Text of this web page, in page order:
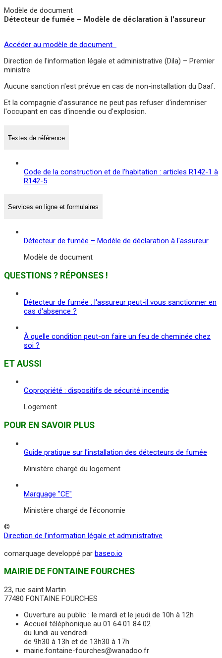
Modèle de document
Détecteur de fumée – Modèle de déclaration à l'assureur
Accéder au modèle de document
Direction de l'information légale et administrative (Dila) – Premier
ministre
Aucune sanction n'est prévue en cas de non-installation du Daaf.
Et la compagnie d'assurance ne peut pas refuser d'indemniser
l'occupant en cas d'incendie ou d'explosion.
Textes de référence
Code de la construction et de l'habitation : articles R142-1 à
R142-5
Services en ligne et formulaires
Détecteur de fumée – Modèle de déclaration à l'assureur
Modèle de document
QUESTIONS ? RÉPONSES !
Détecteur de fumée : l'assureur peut-il vous sanctionner en
cas d'absence ?
À quelle condition peut-on faire un feu de cheminée chez
soi ?
ET AUSSI
Copropriété : dispositifs de sécurité incendie
Logement
POUR EN SAVOIR PLUS
Guide pratique sur l'installation des détecteurs de fumée
Ministère chargé du logement
Marquage "CE"
Ministère chargé de l'économie
©
Direction de l’information légale et administrative
comarquage developpé par baseo.io
MAIRIE DE FONTAINE FOURCHES
23, rue saint Martin
77480 FONTAINE FOURCHES
Ouverture au public : le mardi et le jeudi de 10h à 12h
Accueil téléphonique au 01 64 01 84 02
du lundi au vendredi
de 9h30 à 13h et de 13h30 à 17h
mairie.fontaine-fourches@wanadoo.fr